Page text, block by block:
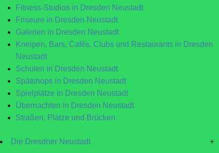
Fitness-Studios in Dresden Neustadt
Friseure in Dresden Neustadt
Galerien in Dresden Neustadt
Kneipen, Bars, Cafés, Clubs und Restaurants in Dresden
Neustadt
Schulen in Dresden Neustadt
Spätshops in Dresden Neustadt
Spielplätze in Dresden Neustadt
Übernachten in Dresden Neustadt
Straßen, Plätze und Brücken
Die Dresdner Neustadt +